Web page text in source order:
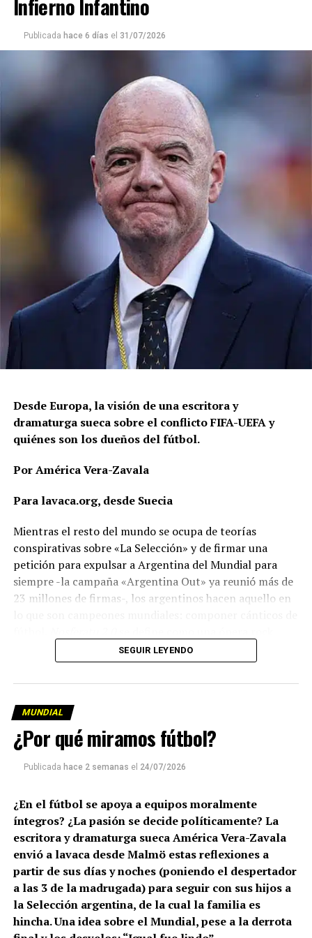
Infierno Infantino
Publicada hace 6 días el 31/07/2026
Desde Europa, la visión de una escritora y
dramaturga sueca sobre el conflicto FIFA-UEFA y
quiénes son los dueños del fútbol.
Por América Vera-Zavala
Para lavaca.org, desde Suecia
Mientras el resto del mundo se ocupa de teorías
conspirativas sobre «La Selección» y de firmar una
petición para expulsar a Argentina del Mundial para
siempre -la campaña «Argentina Out» ya reunió más de
23 millones de firmas-, los argentinos hacen aquello en
villera y está dedicada al presidente de la FIFA, Gianni
Infantino. Una de sus frases dice:
y se lo diste a los ricos
Cuando leo sobre la propuesta de poner a la venta los
torneos de fútbol, ​​acudo a mi estantería y saco el libro
de portada rosa de Erik Niva, el periodista de fútbol más
destacado de Suecia. Busco la sección dedicada a Eric
Cantona y leo la historia de aquel futbolista que, tras su
primer entrenamiento con su nuevo club-el Manchester
United- le pidió a su entrenador que le prestara dos
jugadores.
SEGUIR LEYENDO
MUNDIAL
¿Por qué miramos fútbol?
Publicada hace 2 semanas el 24/07/2026
¿En el fútbol se apoya a equipos moralmente
íntegros? ¿La pasión se decide políticamente? La
escritora y dramaturga sueca América Vera-Zavala
envió a lavaca desde Malmö estas reflexiones a
partir de sus días y noches (poniendo el despertador
a las 3 de la madrugada) para seguir con sus hijos a
la Selección argentina, de la cual la familia es
hincha. Una idea sobre el Mundial, pese a la derrota